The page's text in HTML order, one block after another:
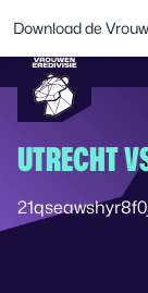
UTRECHT
Download de